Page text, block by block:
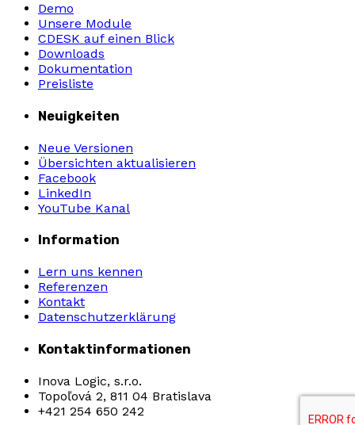
Demo
Unsere Module
CDESK auf einen Blick
Downloads
Dokumentation
Preisliste
Neuigkeiten
Neue Versionen
Übersichten aktualisieren
Facebook
LinkedIn
YouTube Kanal
Information
Lern uns kennen
Referenzen
Kontakt
Datenschutzerklärung
Kontaktinformationen
Inova Logic, s.r.o.
Topoľová 2, 811 04 Bratislava
+421 254 650 242